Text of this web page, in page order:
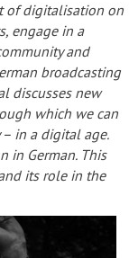
of digitalisation on
engage in a
and
broadcasting
discusses new
which we can
in a digital age.
in German. This
its role in the